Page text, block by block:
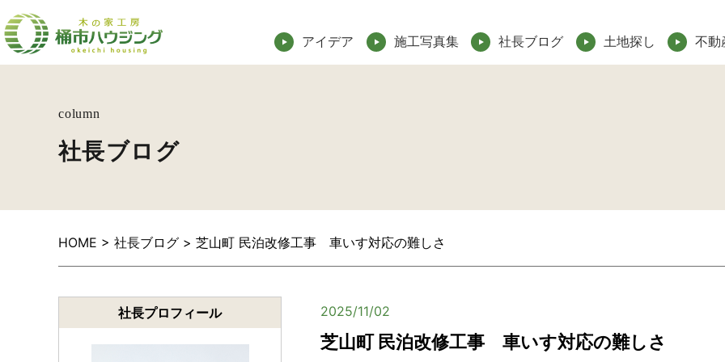
アイデア 施工写真集 社長ブログ 土地探し 不動
column
社長ブログ
HOME > 社長ブログ > 芝山町 民泊改修工事 車いす対応の難しさ
2025/11/02
芝山町 民泊改修工事 車いす対応の難しさ
社長プロフィール